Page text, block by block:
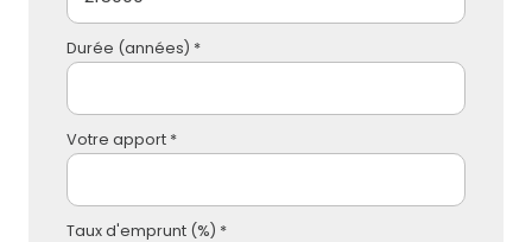
Durée (années) *
Votre apport *
Taux d'emprunt (%) *